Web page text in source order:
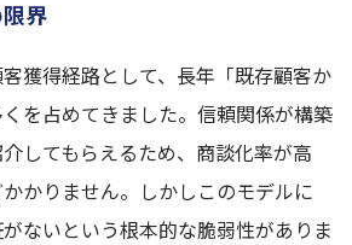
界
獲得経路として、長年「既存顧客か
を占めてきました。信頼関係が構築
してもらえるため、商談化率が高
かりません。しかしこのモデルに
ないという根本的な脆弱性がありま